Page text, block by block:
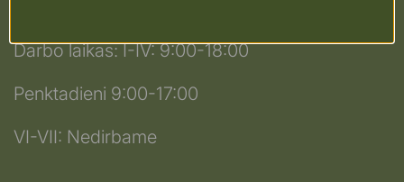
Darbo laikas: I-IV: 9:00-18:00
Penktadieni 9:00-17:00
VI-VII: Nedirbame